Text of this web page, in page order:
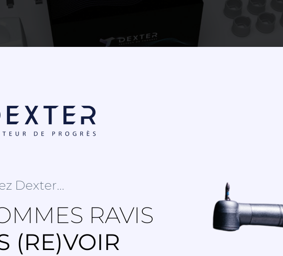
ouvrant
!
Dexter...
RAVIS
(RE)VOIR